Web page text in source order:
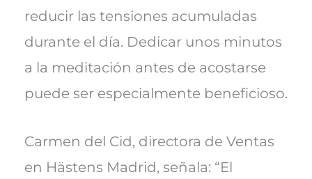
reducir las tensiones acumuladas
durante el día. Dedicar unos minutos
a la meditación antes de acostarse
puede ser especialmente beneficioso.
Carmen del Cid, directora de Ventas
en Hästens Madrid, señala: “El